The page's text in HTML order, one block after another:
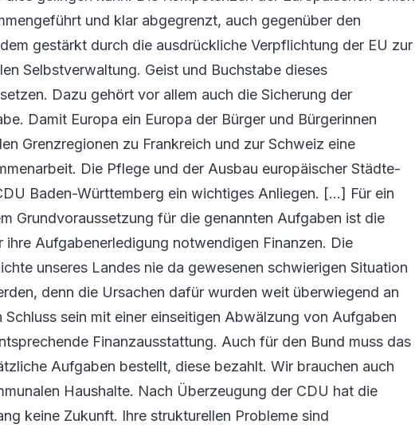
und klar abgegrenzt, auch gegenüber den
gestärkt durch die ausdrückliche Verpflichtung der EU zur
Selbstverwaltung. Geist und Buchstabe dieses
Dazu gehört vor allem auch die Sicherung der
Damit Europa ein Europa der Bürger und Bürgerinnen
Grenzregionen zu Frankreich und zur Schweiz eine
Die Pflege und der Ausbau europäischer Städte-
Baden-Württemberg ein wichtiges Anliegen. [...] Für ein
Grundvoraussetzung für die genannten Aufgaben ist die
Aufgabenerledigung notwendigen Finanzen. Die
unseres Landes nie da gewesenen schwierigen Situation
denn die Ursachen dafür wurden weit überwiegend an
sein mit einer einseitigen Abwälzung von Aufgaben
Finanzausstattung. Auch für den Bund muss das
Aufgaben bestellt, diese bezahlt. Wir brauchen auch
Haushalte. Nach Überzeugung der CDU hat die
keine Zukunft. Ihre strukturellen Probleme sind